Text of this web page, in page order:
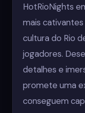
HotRioNights
mais
cultura do Rio
jogadores.
detalhes e
promete uma
conseguem